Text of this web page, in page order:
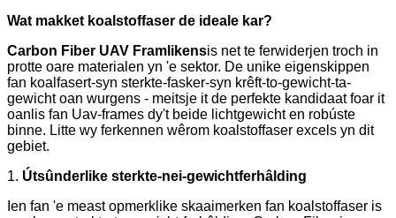
Wat makket koalstoffaser de ideale kar?
Carbon Fiber UAV Framlikensis net te ferwiderjen troch in
protte oare materialen yn 'e sektor. De unike eigenskippen
fan koalfasert-syn sterkte-fasker-syn krêft-to-gewicht-ta-
gewicht oan wurgens - meitsje it de perfekte kandidaat foar it
oanlis fan Uav-frames dy't beide lichtgewicht en robúste
binne. Litte wy ferkennen wêrom koalstoffaser excels yn dit
gebiet.
1. Útsûnderlike sterkte-nei-gewichtferhâlding
Ien fan 'e meast opmerklike skaaimerken fan koalstoffaser is